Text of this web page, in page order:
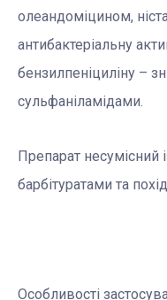
олеандоміцином,
антибактеріальну
бензилпеніциліну –
сульфаніламідами.
Препарат несумісний
барбітуратами та
Особливості